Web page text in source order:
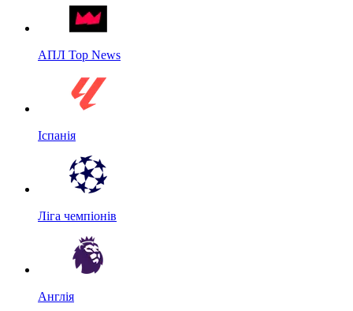
АПЛ Top News
Іспанія
Ліга чемпіонів
Англія